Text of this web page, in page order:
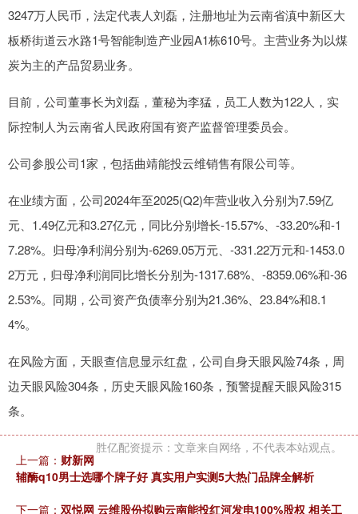
3247万人民币，法定代表人刘磊，注册地址为云南省滇中新区大
板桥街道云水路1号智能制造产业园A1栋610号。主营业务为以煤
炭为主的产品贸易业务。
目前，公司董事长为刘磊，董秘为李猛，员工人数为122人，实
际控制人为云南省人民政府国有资产监督管理委员会。
公司参股公司1家，包括曲靖能投云维销售有限公司等。
在业绩方面，公司2024年至2025(Q2)年营业收入分别为7.59亿
元、1.49亿元和3.27亿元，同比分别增长-15.57%、-33.20%和-1
7.28%。归母净利润分别为-6269.05万元、-331.22万元和-1453.0
2万元，归母净利润同比增长分别为-1317.68%、-8359.06%和-36
2.53%。同期，公司资产负债率分别为21.36%、23.84%和8.1
4%。
在风险方面，天眼查信息显示红盘，公司自身天眼风险74条，周
边天眼风险304条，历史天眼风险160条，预警提醒天眼风险315
条。
胜亿配资提示：文章来自网络，不代表本站观点。
上一篇： 财新网
辅酶q10男士选哪个牌子好 真实用户实测5大热门品牌全解析
下一篇： 双悦网 云维股份拟购云南能投红河发电100%股权 相关工